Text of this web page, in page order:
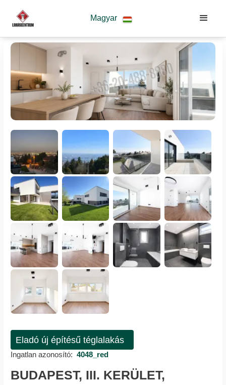
Magyar
Eladó új építésű téglalakás
Ingatlan azonosító: 4048_red
BUDAPEST, III. KERÜLET,